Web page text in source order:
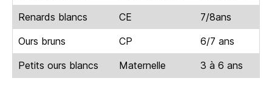
Renards blancs
CE
7/8ans
Ours bruns
CP
6/7 ans
Petits ours blancs
Maternelle 3 à 6 ans